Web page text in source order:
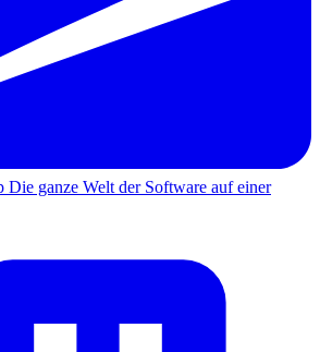
Die ganze Welt der Software auf einer